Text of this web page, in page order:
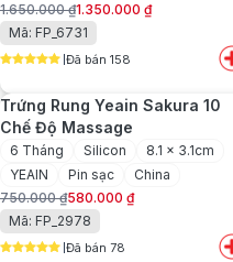
1.650.000₫
Giá
gốc
là:
1.650.000 ₫.
1.350.000 ₫
Giá
hiện
tại
là:
1.350.000 ₫.
Mã: FP_6731
Đã bán 158
Trứng Rung Yeain Sakura 10
Chế Độ Massage
6 Tháng Silicon
8.1 x 3.1cm
YEAIN
Pin sạc
China
750.000₫
Giá
gốc
là:
580.000 ₫
Giá
hiện
tại
Mã: FP_2978
Đã bán 78